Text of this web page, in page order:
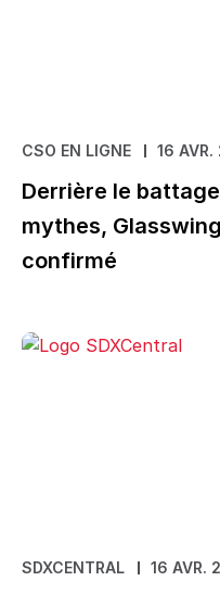
CSO EN LIGNE 16
Derrière le
mythes, Glasswing
confirmé
SDXCENTRAL 16 AVR.